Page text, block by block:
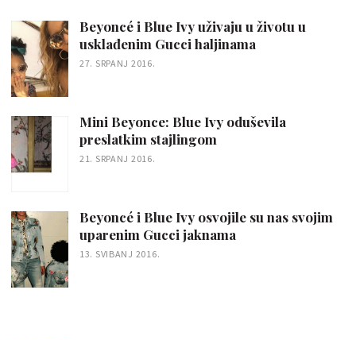
Beyoncé i Blue Ivy uživaju u životu u
usklađenim Gucci haljinama
27. SRPANJ 2016.
Mini Beyonce: Blue Ivy oduševila
preslatkim stajlingom
21. SRPANJ 2016.
Beyoncé i Blue Ivy osvojile su nas svojim
uparenim Gucci jaknama
13. SVIBANJ 2016.